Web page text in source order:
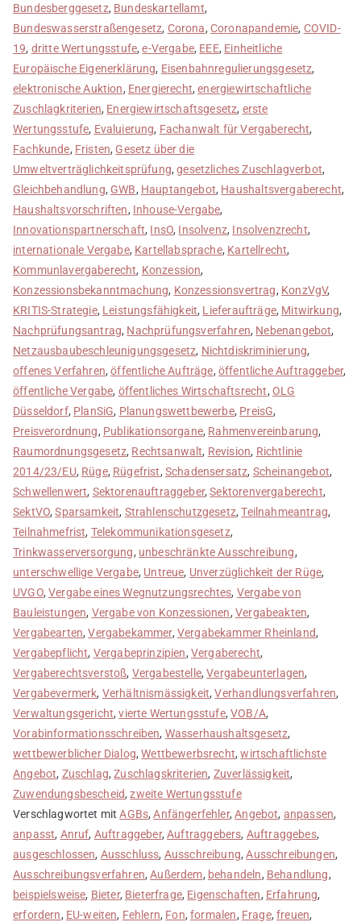
Bundesberggesetz, Bundeskartellamt,
Bundeswasserstraßengesetz, Corona, Coronapandemie, COVID-
19, dritte Wertungsstufe,e-Vergabe, EEE, Einheitliche
Europäische Eigenerklärung, Eisenbahnregulierungsgesetz,
elektronische Auktion, Energierecht,energiewirtschaftliche
Zuschlagkriterien, Energiewirtschaftsgesetz, erste
Wertungsstufe, Evaluierung, Fachanwalt für Vergaberecht,
Fachkunde, Fristen, Gesetz über die
Umweltverträglichkeitsprüfung,gesetzliches Zuschlagverbot,
Gleichbehandlung, GWB, Hauptangebot, Haushaltsvergaberecht,
Haushaltsvorschriften, Inhouse-Vergabe,
Innovationspartnerschaft, InsO, Insolvenz, Insolvenzrecht,
internationale Vergabe, Kartellabsprache, Kartellrecht,
Kommunlavergaberecht, Konzession,
Konzessionsbekanntmachung, Konzessionsvertrag, KonzVgV,
KRITIS-Strategie, Leistungsfähigkeit, Lieferaufträge, Mitwirkung,
Nachprüfungsantrag, Nachprüfungsverfahren, Nebenangebot,
Netzausbaubeschleunigungsgesetz, Nichtdiskriminierung,
offenes Verfahren,öffentliche Aufträge, öffentliche Auftraggeber,
öffentliche Vergabe, öffentliches Wirtschaftsrecht, OLG
Düsseldorf, PlanSiG, Planungswettbewerbe, PreisG,
Preisverordnung, Publikationsorgane, Rahmenvereinbarung,
Raumordnungsgesetz, Rechtsanwalt, Revision, Richtlinie
2014/23/EU, Rüge, Rügefrist, Schadensersatz, Scheinangebot,
Schwellenwert, Sektorenauftraggeber,Sektorenvergaberecht,
SektVO,Sparsamkeit, Strahlenschutzgesetz,Teilnahmeantrag,
Teilnahmefrist, Telekommunikationsgesetz,
Trinkwasserversorgung, unbeschränkte Ausschreibung,
unterschwellige Vergabe, Untreue, Unverzüglichkeit der Rüge,
UVGO,Vergabe eines Wegnutzungsrechtes, Vergabe von
Bauleistungen, Vergabe von Konzessionen, Vergabeakten,
Vergabearten,Vergabekammer, Vergabekammer Rheinland,
Vergabepflicht, Vergabeprinzipien, Vergaberecht,
Vergaberechtsverstoß, Vergabestelle,Vergabeunterlagen,
Vergabevermerk, Verhältnismässigkeit,Verhandlungsverfahren,
Verwaltungsgericht,vierte Wertungsstufe,VOB/A,
Vorabinformationsschreiben, Wasserhaushaltsgesetz,
wettbewerblicher Dialog,Wettbewerbsrecht,wirtschaftlichste
Angebot, Zuschlag,Zuschlagskriterien, Zuverlässigkeit,
Zuwendungsbescheid,zweite Wertungsstufe
Verschlagwortet mitAGBs,Anfängerfehler,Angebot, anpassen,
anpasst, Anruf, Auftraggeber,Auftraggebers, Auftraggebes,
ausgeschlossen, Ausschluss, Ausschreibung,Ausschreibungen,
Ausschreibungsverfahren,Außerdem, behandeln, Behandlung,
beispielsweise, Bieter, Bieterfrage, Eigenschaften, Erfahrung,
erfordern, EU-weiten, Fehlern, Fon,formalen, Frage,freuen,